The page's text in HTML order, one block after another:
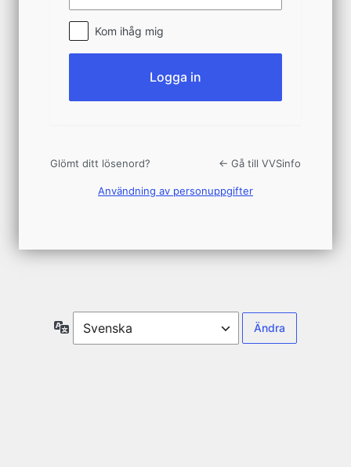
Kom ihåg mig
Glömt ditt lösenord? ← Gå till VVSinfo
Användning av personuppgifter
Språk